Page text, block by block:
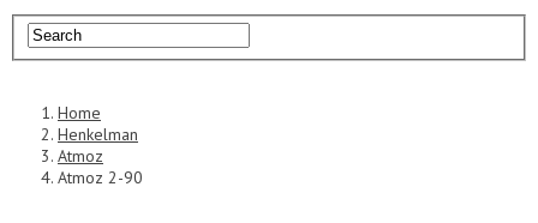
Home
Henkelman
Atmoz
Atmoz 2-90